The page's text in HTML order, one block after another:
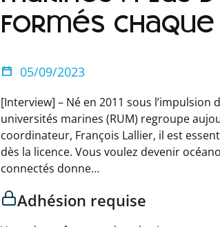
formés chaque
05/09/2023
[Interview] – Né en 2011 sous l’impulsion
universités marines (RUM) regroupe
coordinateur, François Lallier, il est
dès la licence. Vous voulez devenir
connectés donne…
Adhésion requise